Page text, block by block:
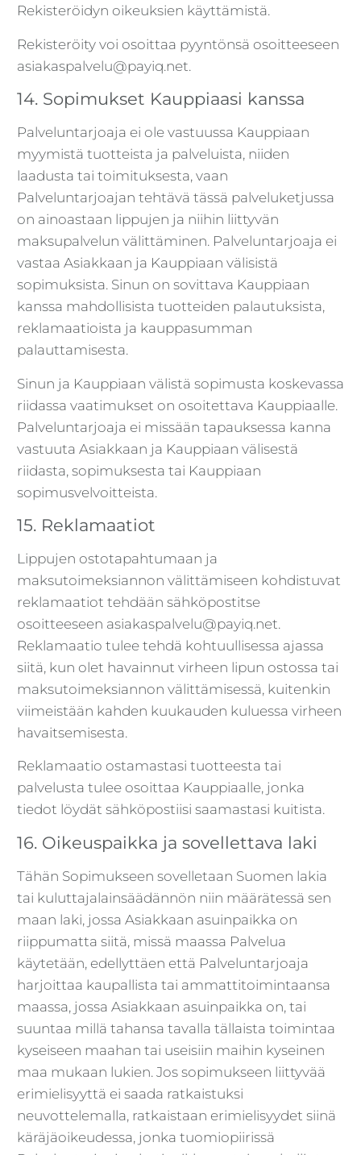
Rekisteröidyn oikeuksien käyttämistä.
Rekisteröity voi osoittaa pyyntönsä osoitteeseen
asiakaspalvelu@payiq.net.
14. Sopimukset Kauppiaasi kanssa
Palveluntarjoaja ei ole vastuussa Kauppiaan
myymistä tuotteista ja palveluista, niiden
laadusta tai toimituksesta, vaan
Palveluntarjoajan tehtävä tässä palveluketjussa
on ainoastaan lippujen ja niihin liittyvän
maksupalvelun välittäminen. Palveluntarjoaja ei
vastaa Asiakkaan ja Kauppiaan välisistä
sopimuksista. Sinun on sovittava Kauppiaan
kanssa mahdollisista tuotteiden palautuksista,
reklamaatioista ja kauppasumman
palauttamisesta.
Sinun ja Kauppiaan välistä sopimusta koskevassa
riidassa vaatimukset on osoitettava Kauppiaalle.
Palveluntarjoaja ei missään tapauksessa kanna
vastuuta Asiakkaan ja Kauppiaan välisestä
riidasta, sopimuksesta tai Kauppiaan
sopimusvelvoitteista.
15. Reklamaatiot
Lippujen ostotapahtumaan ja
maksutoimeksiannon välittämiseen kohdistuvat
reklamaatiot tehdään sähköpostitse
osoitteeseen asiakaspalvelu@payiq.net.
Reklamaatio tulee tehdä kohtuullisessa ajassa
siitä, kun olet havainnut virheen lipun ostossa tai
maksutoimeksiannon välittämisessä, kuitenkin
viimeistään kahden kuukauden kuluessa virheen
havaitsemisesta.
Reklamaatio ostamastasi tuotteesta tai
palvelusta tulee osoittaa Kauppiaalle, jonka
tiedot löydät sähköpostiisi saamastasi kuitista.
16. Oikeuspaikka ja sovellettava laki
Tähän Sopimukseen sovelletaan Suomen lakia
tai kuluttajalainsäädännön niin määrätessä sen
maan laki, jossa Asiakkaan asuinpaikka on
riippumatta siitä, missä maassa Palvelua
käytetään, edellyttäen että Palveluntarjoaja
harjoittaa kaupallista tai ammattitoimintaansa
maassa, jossa Asiakkaan asuinpaikka on, tai
suuntaa millä tahansa tavalla tällaista toimintaa
kyseiseen maahan tai useisiin maihin kyseinen
maa mukaan lukien. Jos sopimukseen liittyvää
erimielisyyttä ei saada ratkaistuksi
neuvottelemalla, ratkaistaan erimielisyydet siinä
käräjäoikeudessa, jonka tuomiopiirissä